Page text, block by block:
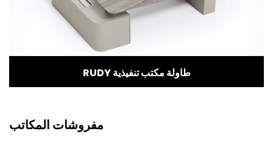
مفروشات المكاتب
RUDY طاولة مكتب تنفيذية